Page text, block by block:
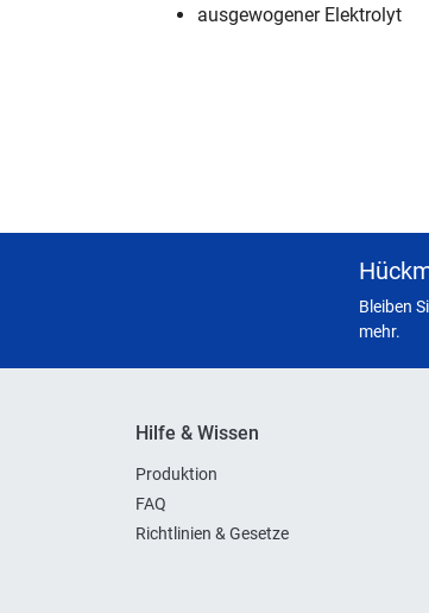
ausgewogener Elektrolyt
Bleiben
mehr.
Hilfe & Wissen
Produktion
FAQ
Richtlinien & Gesetze